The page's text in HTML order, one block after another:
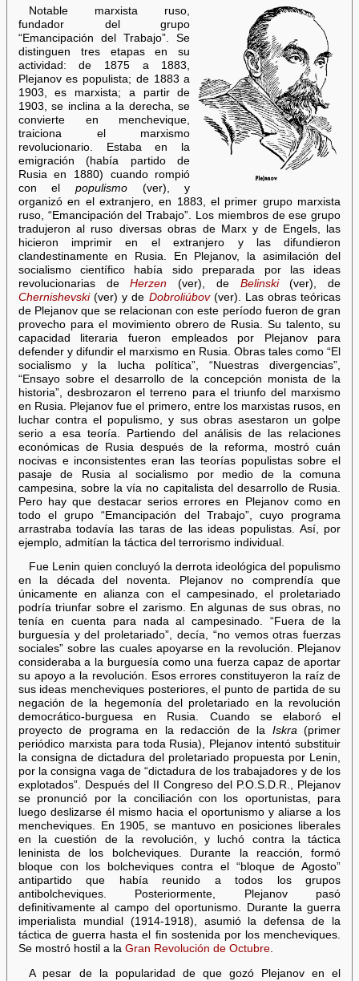
Notable marxista ruso,
fundador del grupo
“Emancipación del Trabajo”. Se
distinguen tres etapas en su
actividad: de 1875 a 1883,
Plejanov es populista; de 1883 a
1903, es marxista; a partir de
1903, se inclina a la derecha, se
convierte en menchevique,
traiciona el marxismo
revolucionario. Estaba en la
emigración (había partido de
Rusia en 1880) cuando rompió
con elpopulismo (ver), y
organizó en el extranjero, en 1883, el primer grupo marxista
ruso, “Emancipación del Trabajo”. Los miembros de ese grupo
tradujeron al ruso diversas obras de Marx y de Engels, las
hicieron imprimir en el extranjero y las difundieron
clandestinamente en Rusia. En Plejanov, la asimilación del
socialismo científico había sido preparada por las ideas
revolucionarias deHerzen (ver), de Belinski(ver), de
Chernishevski(ver) y de Dobroliúbov(ver). Las obras teóricas
de Plejanov que se relacionan con este período fueron de gran
provecho para el movimiento obrero de Rusia. Su talento, su
capacidad literaria fueron empleados por Plejanov para
defender y difundir el marxismo en Rusia. Obras tales como “El
socialismo y la lucha política”, “Nuestras divergencias”,
“Ensayo sobre el desarrollo de la concepción monista de la
historia”, desbrozaron el terreno para el triunfo del marxismo
en Rusia. Plejanov fue el primero, entre los marxistas rusos, en
luchar contra el populismo, y sus obras asestaron un golpe
serio a esa teoría. Partiendo del análisis de las relaciones
económicas de Rusia después de la reforma, mostró cuán
nocivas e inconsistentes eran las teorías populistas sobre el
pasaje de Rusia al socialismo por medio de la comuna
campesina, sobre la vía no capitalista del desarrollo de Rusia.
Pero hay que destacar serios errores en Plejanov como en
todo el grupo “Emancipación del Trabajo”, cuyo programa
arrastraba todavía las taras de las ideas populistas. Así, por
ejemplo, admitían la táctica del terrorismo individual.
Fue Lenin quien concluyó la derrota ideológica del populismo
en la década del noventa. Plejanov no comprendía que
únicamente en alianza con el campesinado, el proletariado
podría triunfar sobre el zarismo. En algunas de sus obras, no
tenía en cuenta para nada al campesinado. “Fuera de la
burguesía y del proletariado”, decía, “no vemos otras fuerzas
sociales” sobre las cuales apoyarse en la revolución. Plejanov
consideraba a la burguesía como una fuerza capaz de aportar
su apoyo a la revolución. Esos errores constituyeron la raíz de
sus ideas mencheviques posteriores, el punto de partida de su
negación de la hegemonía del proletariado en la revolución
democrático-burguesa en Rusia. Cuando se elaboró el
proyecto de programa en la redacción de la Iskra(primer
periódico marxista para toda Rusia), Plejanov intentó substituir
la consigna de dictadura del proletariado propuesta por Lenin,
por la consigna vaga de “dictadura de los trabajadores y de los
explotados”. Después del II Congreso del P.O.S.D.R., Plejanov
se pronunció por la conciliación con los oportunistas, para
luego deslizarse él mismo hacia el oportunismo y aliarse a los
mencheviques. En 1905, se mantuvo en posiciones liberales
en la cuestión de la revolución, y luchó contra la táctica
leninista de los bolcheviques. Durante la reacción, formó
bloque con los bolcheviques contra el “bloque de Agosto”
antipartido que había reunido a todos los grupos
antibolcheviques. Posteriormente, Plejanov pasó
definitivamente al campo del oportunismo. Durante la guerra
imperialista mundial (1914-1918), asumió la defensa de la
táctica de guerra hasta el fin sostenida por los mencheviques.
Se mostró hostil a la Gran Revolución de Octubre.
A pesar de la popularidad de que gozó Plejanov en el